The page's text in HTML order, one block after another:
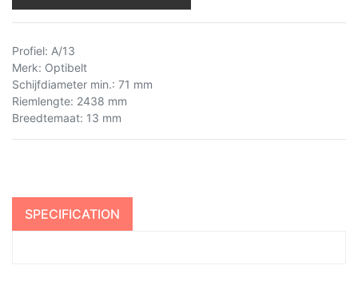
Profiel: A/13
Merk: Optibelt
Schijfdiameter min.: 71 mm
Riemlengte: 2438 mm
Breedtemaat: 13 mm
SPECIFICATION